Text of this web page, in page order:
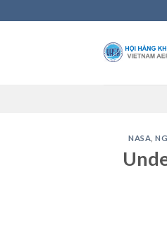
to
NASA ,